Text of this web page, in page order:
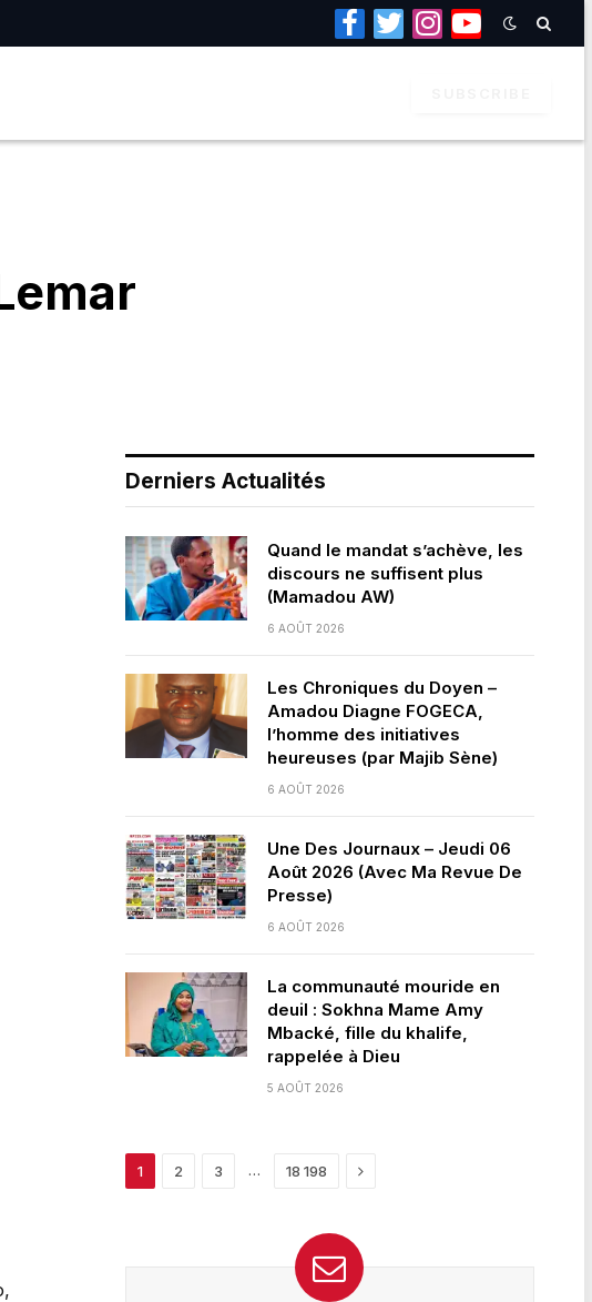
Facebook
TwitterInstagramYouTube
Derniers Actualités
Quand le mandat s’achève, les
discours ne suffisent plus
(Mamadou AW)
6 AOÛT 2026
Les Chroniques du Doyen –
Amadou Diagne FOGECA,
l’homme des initiatives
heureuses (par Majib Sène)
6 AOÛT 2026
Une Des Journaux – Jeudi 06
Août 2026 (Avec Ma Revue De
Presse)
6 AOÛT 2026
La communauté mouride en
deuil : Sokhna Mame Amy
Mbacké, fille du khalife,
rappelée à Dieu
5 AOÛT 2026
1 2 3 … 18 198 Next